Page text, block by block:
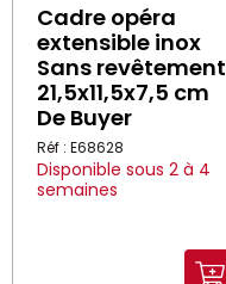
Cadre opéra
extensible inox
Sans revêtement
21,5x11,5x7,5 cm
De Buyer
Réf : E68628
Disponible sous 2 à 4
semaines